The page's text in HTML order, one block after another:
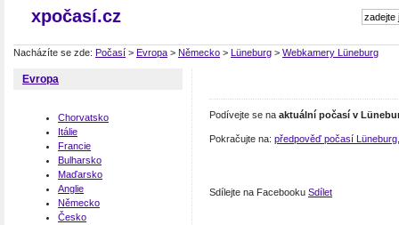
xpočasí.cz
Nacházíte se zde: Počasí > Evropa > Německo > Lüneburg > Webkamery Lüneburg
Evropa
Chorvatsko
Itálie
Francie
Bulharsko
Maďarsko
Anglie
Německo
Česko
Podívejte se na aktuální počasí v
Pokračujte na: předpověď počasí Lüneburg
Sdílejte na Facebooku Sdílet